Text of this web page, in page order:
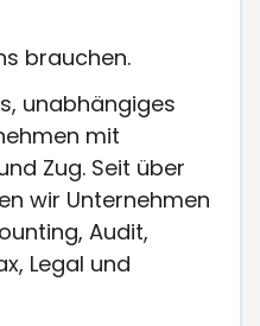
brauchen.
unabhängiges
mit
Zug. Seit über
wir Unternehmen
Audit,
Legal und